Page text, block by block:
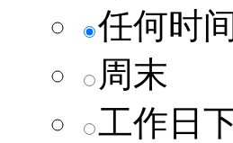
任何时
周末
工作日